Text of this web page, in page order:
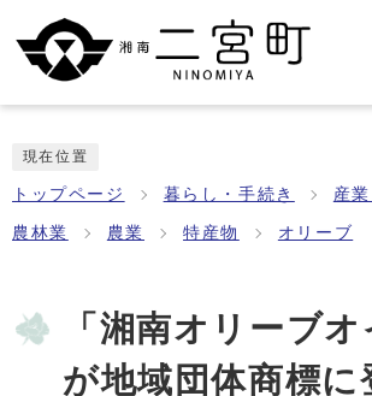
現在位置
トップページ 暮らし・手続き 産
農林業 農業 特産物 オリーブ
「湘南オリーブオ
が地域団体商標に